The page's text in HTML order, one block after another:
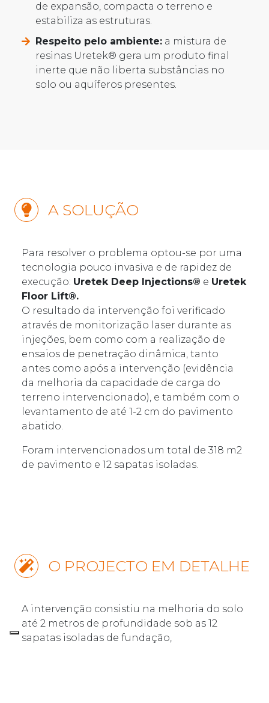
de expansão, compacta o terreno e
estabiliza as estruturas.
Respeito pelo ambiente: a mistura de
resinas Uretek® gera um produto final
inerte que não liberta substâncias no
solo ou aquíferos presentes.
A SOLUÇÃO
Para resolver o problema optou-se por uma
tecnologia pouco invasiva e de rapidez de
execução: Uretek Deep Injections® e Uretek
Floor Lift®.
O resultado da intervenção foi verificado
através de monitorização laser durante as
injeções, bem como com a realização de
ensaios de penetração dinâmica, tanto
antes como após a intervenção (evidência
da melhoria da capacidade de carga do
terreno intervencionado), e também com o
levantamento de até 1-2 cm do pavimento
abatido.
Foram intervencionados um total de 318 m2
de pavimento e 12 sapatas isoladas.
O PROJECTO EM DETALHE
A intervenção consistiu na melhoria do solo
até 2 metros de profundidade sob as 12
sapatas isoladas de fundação,